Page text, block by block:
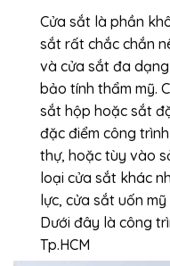
Cửa sắt là phần
sắt rất chắc chắn
và cửa sắt đa
bảo tính thẩm mỹ.
sắt hộp hoặc sắt
đặc điểm công
thự, hoặc tùy vào
loại cửa sắt khác
lực, cửa sắt uốn mỹ
Dưới đây là công
Tp.HCM